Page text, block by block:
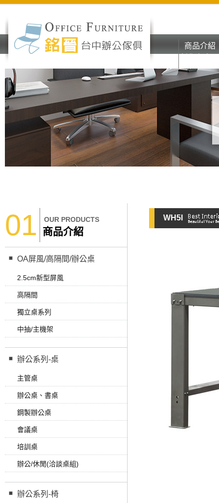
商品介紹
辦公家具
彰化台中
辦公家具
01 OUR PRODUCTS
商品介紹
OA屏風/高隔間/辦公桌
2.5cm新型屏風
高隔間
獨立桌系列
中抽/主機架
辦公系列-桌
主管桌
辦公桌、書桌
鋼製辦公桌
會議桌
培訓桌
辦公/休閒(洽談桌組)
辦公系列-椅
WH5I